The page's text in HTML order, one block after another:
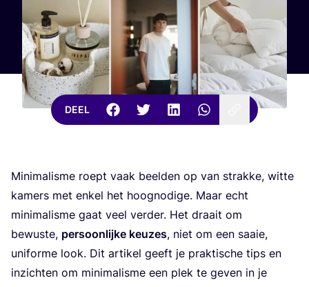
DEEL
Mini­ma­lis­me roept vaak beel­den op van strak­ke, wit­te
kamers met enkel het hoog­no­di­ge. Maar echt
mini­ma­lis­me gaat veel ver­der. Het draait om
bewus­te, per­soon­lij­ke keu­zes, niet om een saaie,
uni­for­me look. Dit arti­kel geeft je prak­ti­sche tips en
inzich­ten om mini­ma­lis­me een plek te geven in je